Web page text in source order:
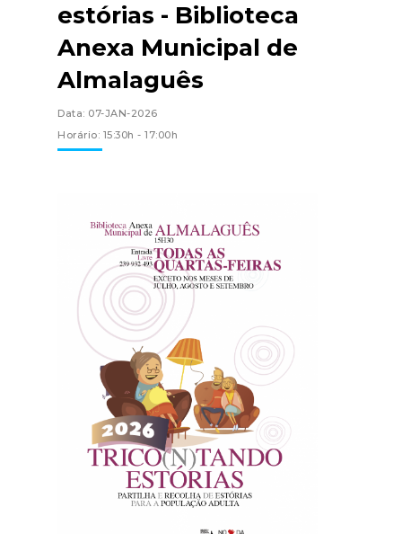
estórias - Biblioteca
Anexa Municipal de
Almalaguês
Data: 07-JAN-2026
Horário: 15:30h - 17:00h